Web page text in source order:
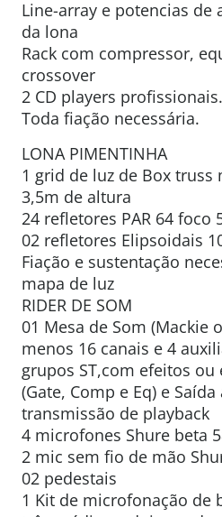
Line-array e potencias
da lona
Rack com compressor,
crossover
2 CD players profissionais.
Toda fiação necessária.
LONA PIMENTINHA
1 grid de luz de Box
3,5m de altura
24 refletores PAR 64 foco
02 refletores Elipsoidais
Fiação e sustentação
mapa de luz
RIDER DE SOM
01 Mesa de Som (Mackie
menos 16 canais e 4
grupos ST,com efeitos ou
(Gate, Comp e Eq) e
transmissão de playback
4 microfones Shure beta
2 mic sem fio de mão
02 pedestais
1 Kit de microfonação de